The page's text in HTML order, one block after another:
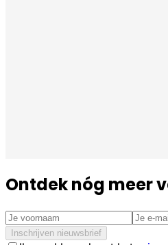
Ontdek nóg meer
Inschrijven nieuwsbrief